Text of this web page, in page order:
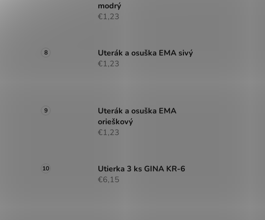
modrý
€1,23
Uterák a osuška EMA sivý
€1,23
Uterák a osuška EMA
orieškový
€1,23
Utierka 3 ks GINA KR-6
€6,15